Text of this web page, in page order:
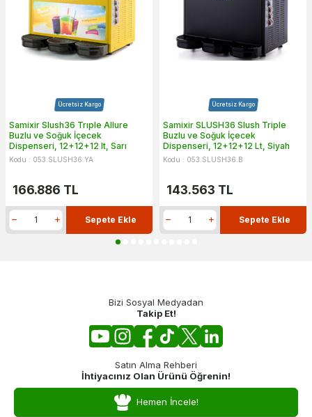
Ücretsiz Kargo
Samixir Slush36 Trıple Allure
Buzlu ve Soğuk İçecek
Dispenseri, 12+12+12 lt, Sarı
Kodu : 053.SLUSH36.YA
166.886 TL
Sepete Ekle
Ücretsiz Kargo
Samixir SLUSH36 Slush Triple
Buzlu ve Soğuk İçecek
Dispenseri, 12+12+12 Lt, Siyah
Kodu : 053.SLUSH36.B
143.563 TL
Sepete Ekle
Bizi Sosyal Medyadan
Takip Et!
Satın Alma Rehberi
İhtiyacınız Olan Ürünü Öğrenin!
Hemen İncele!